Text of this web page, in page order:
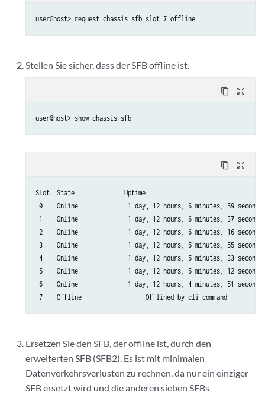
Stellen Sie sicher, dass der SFB offline ist.
content_copy zoom_out_map
content_copy zoom_out_map
Slot  State              Uptime
0    Online              1 day, 12 hours, 6 minutes, 59 seconds
1    Online              1 day, 12 hours, 6 minutes, 37 seconds
2    Online              1 day, 12 hours, 6 minutes, 16 seconds
3    Online              1 day, 12 hours, 5 minutes, 55 seconds
4    Online              1 day, 12 hours, 5 minutes, 33 seconds
5    Online              1 day, 12 hours, 5 minutes, 12 seconds
6    Online              1 day, 12 hours, 4 minutes, 51 seconds
7    Offline              --- Offlined by cli command ---
Ersetzen Sie den SFB, der offline ist, durch den
erweiterten SFB (SFB2). Es ist mit minimalen
Datenverkehrsverlusten zu rechnen, da nur ein einziger
SFB ersetzt wird und die anderen sieben SFBs